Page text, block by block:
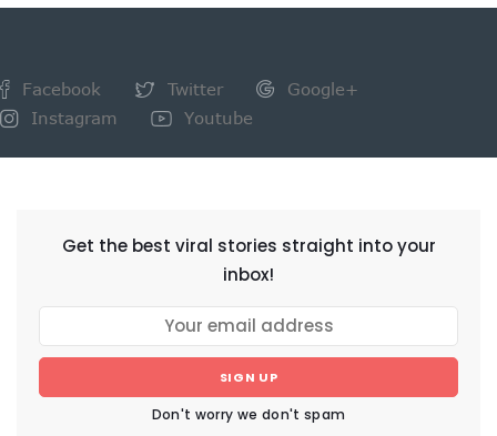
Facebook Twitter
Google+
Instagram
Youtube
Get the best viral stories straight into your
inbox!
SIGN UP
Don't worry we don't spam